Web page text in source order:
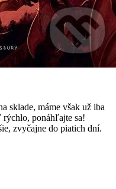
sklade, máme však už iba
rýchlo, ponáhľajte sa!
zvyčajne do piatich dní.